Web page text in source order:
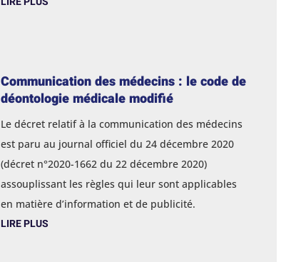
Communication des médecins : le code de
déontologie médicale modifié
Le décret relatif à la communication des médecins
est paru au journal officiel du 24 décembre 2020
(décret n°2020-1662 du 22 décembre 2020)
assouplissant les règles qui leur sont applicables
en matière d’information et de publicité.
LIRE PLUS